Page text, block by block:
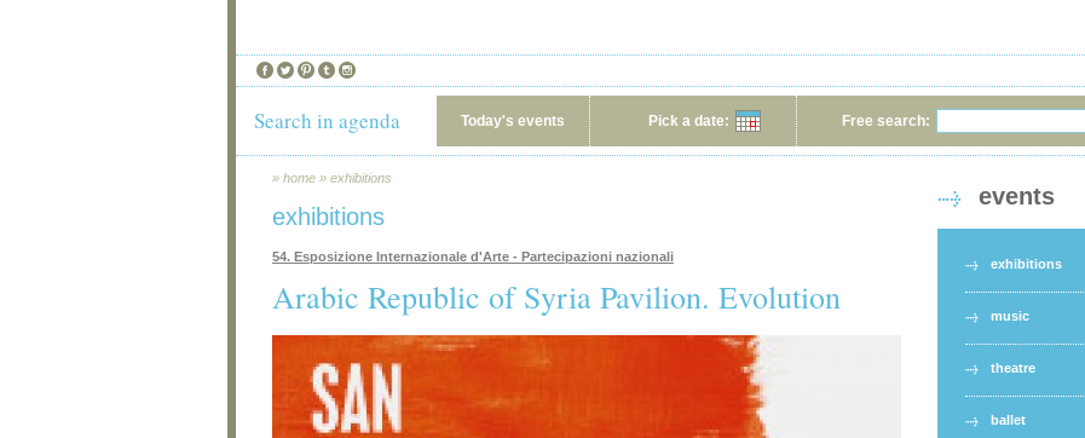
Search in agenda Today's events Pick a date: Free search:
» home » exhibitions
exhibitions
54. Esposizione Internazionale d'Arte - Partecipazioni nazionali
Arabic Republic of Syria Pavilion. Evolution
events
exhibitions
music
theatre
ballet